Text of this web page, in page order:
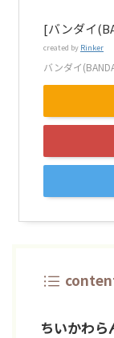
[バンダイ
created by Rinker
バンダイ
ちいかわら